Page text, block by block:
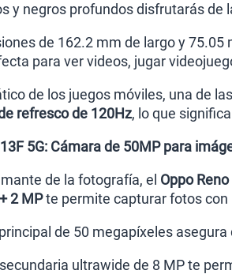
y negros profundos disfrutarás
de 162.2 mm de largo y
para ver videos, jugar
de los juegos móviles, una de
refresco de 120Hz, lo que
5G: Cámara de 50MP para
de la fotografía, el Oppo
2 MPte permite capturar fotos con
de 50 megapíxeles
ultrawide de 8 MP te